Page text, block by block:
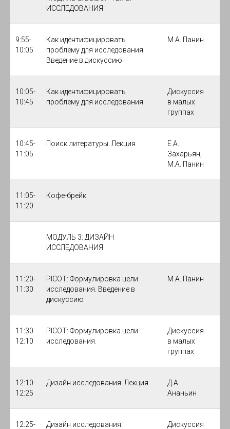
ИССЛЕДОВАНИЯ
9:55-
10:05
Как идентифицировать
проблему для исследования.
Введение в дискуссию
М.А. Панин
10:05-
10:45
Как идентифицировать
проблему для исследования.
Дискуссия
в малых
группах
10:45-
11:05
Поиск литературы. Лекция
Е.А.
Захарьян,
М.А. Панин
11:05-
11:20
Кофе-брейк
МОДУЛЬ 3: ДИЗАЙН
ИССЛЕДОВАНИЯ
11:20-
11:30
PICOT: Формулировка цели
исследования. Введение в
дискуссию
М.А. Панин
11:30-
12:10
PICOT: Формулировка цели
исследования.
Дискуссия
в малых
группах
12:10-
12:25
Дизайн исследования. Лекция
Д.А.
Ананьин
12:25-
Дизайн исследования.
Дискуссия